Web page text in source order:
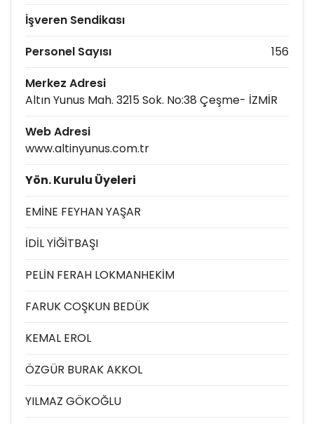
İşveren Sendikası
Personel Sayısı
156
Merkez Adresi
Altın Yunus Mah. 3215 Sok. No:38 Çeşme- İZMİR
Web Adresi
www.altinyunus.com.tr
Yön. Kurulu Üyeleri
EMİNE FEYHAN YAŞAR
İDİL YİĞİTBAŞI
PELİN FERAH LOKMANHEKİM
FARUK COŞKUN BEDÜK
KEMAL EROL
ÖZGÜR BURAK AKKOL
YILMAZ GÖKOĞLU